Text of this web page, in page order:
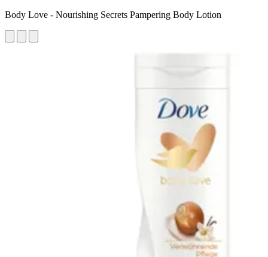
Body Love - Nourishing Secrets Pampering Body Lotion